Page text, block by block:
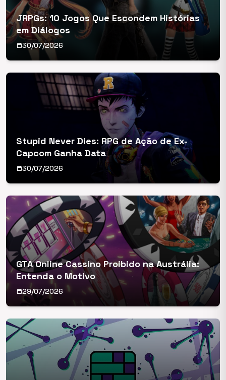
JRPGs: 10 Jogos Que Escondem Histórias
em Diálogos
calendar_today30/07/2026
Stupid Never Dies: RPG de Ação de Ex-
Capcom Ganha Data
calendar_today30/07/2026
GTA Online Cassino Proibido na Austrália:
Entenda o Motivo
calendar_today29/07/2026